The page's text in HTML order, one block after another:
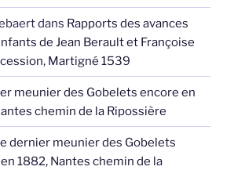
dans Rapports des avances
de Jean Berault et Françoise
Martigné 1539
meunier des Gobelets encore en
chemin de la Ripossière
dernier meunier des Gobelets
1882, Nantes chemin de la